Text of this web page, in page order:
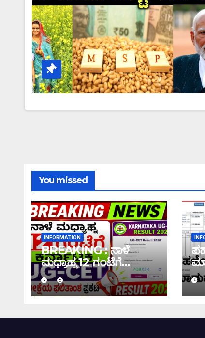
You missed
INFORMATION
BREAKING : ನಾಳೆ
ಮಧ್ಯಾಹ್ನ 12 ಗಂಟೆಗೆ
ಕರ್ನಾಟಕ UG-CET
ಪರೀಕ್ಷೆಯ ಫಲಿತಾಂಶ ಪ್ರಕಟ
|UG-CET Result 2026